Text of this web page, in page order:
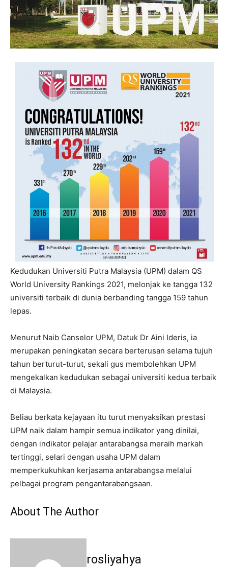
Kedudukan Universiti Putra Malaysia (UPM) dalam QS
World University Rankings 2021, melonjak ke tangga 132
universiti terbaik di dunia berbanding tangga 159 tahun
lepas.
Menurut Naib Canselor UPM, Datuk Dr Aini Ideris, ia
merupakan peningkatan secara berterusan selama tujuh
tahun berturut-turut, sekali gus membolehkan UPM
mengekalkan kedudukan sebagai universiti kedua terbaik
di Malaysia.
Beliau berkata kejayaan itu turut menyaksikan prestasi
UPM naik dalam hampir semua indikator yang dinilai,
dengan indikator pelajar antarabangsa meraih markah
tertinggi, selari dengan usaha UPM dalam
memperkukuhkan kerjasama antarabangsa melalui
pelbagai program pengantarabangsaan.
About The Author
rosliyahya